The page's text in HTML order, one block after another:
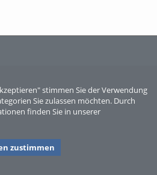
stimmen Sie der Verwendung
Sie zulassen möchten. Durch
finden Sie in unserer
zustimmen
Sperber